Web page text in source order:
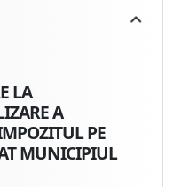
LA
A
PE
MUNICIPIUL